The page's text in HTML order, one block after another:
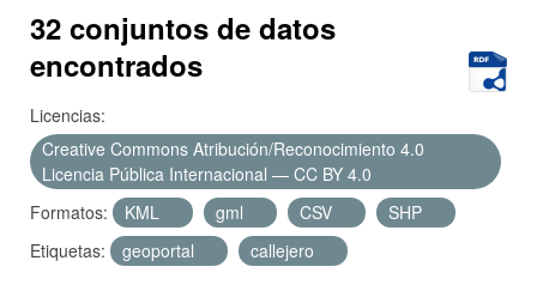
Acerca de
32 conjuntos de datos
encontrados
Licencias:
Creative Commons Atribución/Reconocimiento 4.0
Licencia Pública Internacional — CC BY 4.0
Formatos:
KML gml CSV
SHP
Etiquetas:
geoportal callejero